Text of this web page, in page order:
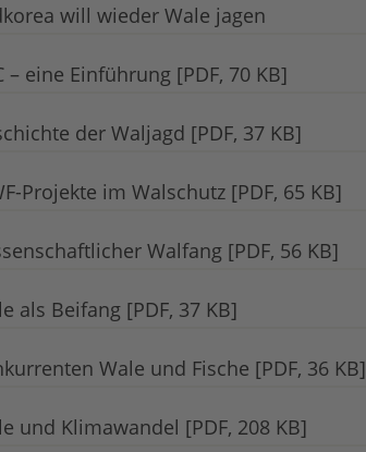
will wieder Wale jagen
– eine Einführung [PDF, 70 KB]
der Waljagd [PDF, 37 KB]
Projekte im Walschutz [PDF, 65 KB]
Walfang [PDF, 56 KB]
als Beifang [PDF, 37 KB]
Wale und Fische [PDF, 36 KB]
und Klimawandel [PDF, 208 KB]